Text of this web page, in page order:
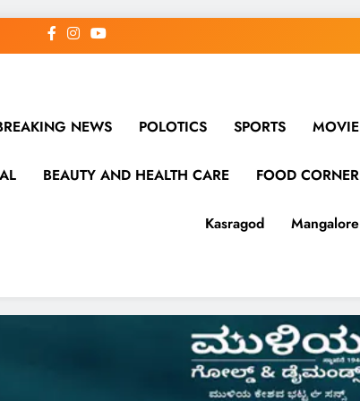
NEWS POLOTICS SPORTS MOVIE
BEAUTY AND HEALTH CARE FOOD CORNER
Kasragod Mangalore